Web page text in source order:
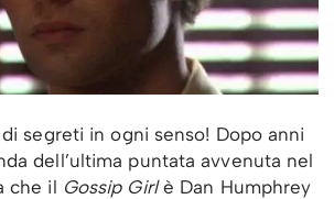
segreti in ogni senso! Dopo anni
dell’ultima puntata avvenuta nel
che il Gossip Girlè Dan Humphrey